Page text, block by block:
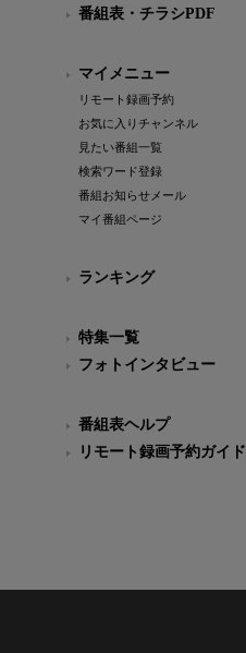
番組表・チラシPDF
マイメニュー
リモート録画予約
お気に入りチャンネル
見たい番組一覧
検索ワード登録
番組お知らせメール
マイ番組ページ
ランキング
特集一覧
フォトインタビュー
番組表ヘルプ
リモート録画予約ガイド